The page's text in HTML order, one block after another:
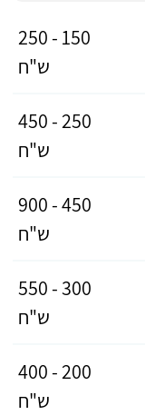
150 - 250
ש"ח
250 - 450
ש"ח
450 - 900
ש"ח
300 - 550
ש"ח
200 - 400
ש"ח